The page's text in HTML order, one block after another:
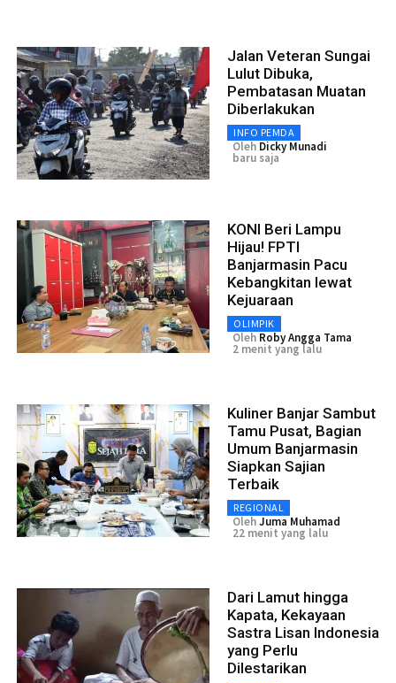
Jalan Veteran Sungai
Lulut Dibuka,
Pembatasan Muatan
Diberlakukan
INFO PEMDA
Oleh Dicky Munadi
baru saja
KONI Beri Lampu
Hijau! FPTI
Banjarmasin Pacu
Kebangkitan lewat
Kejuaraan
OLIMPIK
Oleh Roby Angga Tama
2 menit yang lalu
Kuliner Banjar Sambut
Tamu Pusat, Bagian
Umum Banjarmasin
Siapkan Sajian
Terbaik
REGIONAL
OlehJuma Muhamad
22 menit yang lalu
Dari Lamut hingga
Kapata, Kekayaan
Sastra Lisan Indonesia
yang Perlu
Dilestarikan